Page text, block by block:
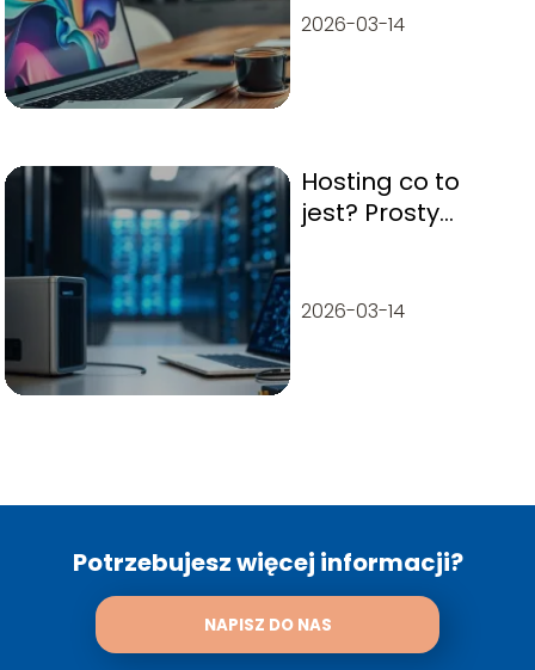
metody i porady
2026-03-14
Hosting co to
jest? Prosty
2026-03-14
Potrzebujesz więcej informacji?
NAPISZ DO NAS